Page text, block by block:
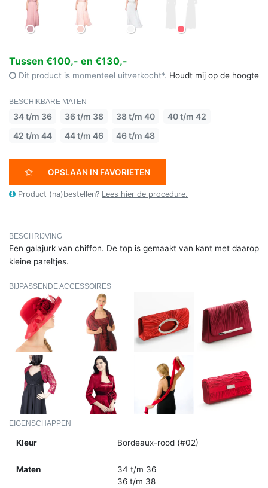
Tussen €100,- en €130,-
Dit product is momenteel uitverkocht*. Houdt mij op de hoogte
BESCHIKBARE MATEN
34 t/m 36 36 t/m 38 38 t/m 40
40 t/m 42
42 t/m 44
44 t/m 46 46 t/m 48
OPSLAAN IN FAVORIETEN
Product (na)bestellen? Lees hier de procedure.
BESCHRIJVING
Een galajurk van chiffon. De top is gemaakt van kant met daarop
kleine pareltjes.
BIJPASSENDE ACCESSOIRES
EIGENSCHAPPEN
Kleur Bordeaux-rood (#02)
Maten
34 t/m 36
36 t/m 38